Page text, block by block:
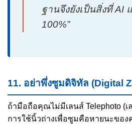
ฐานจึงยังเป็นสิ่งที่ AI
100%”
11. อย่าพึ่งซูมดิจิทัล (Digital
ถ้ามือถือคุณไม่มีเลนส์ Telephoto (
การใช้นิ้วถ่างเพื่อซูมคือหายนะของ